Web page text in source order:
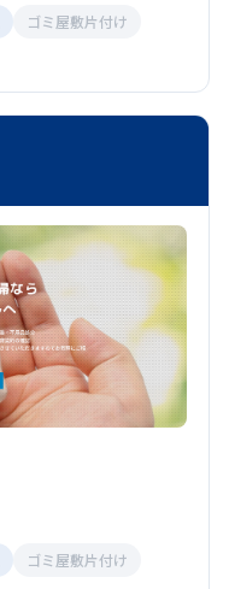
ゴミ屋敷片付け
ゴミ屋敷片付け